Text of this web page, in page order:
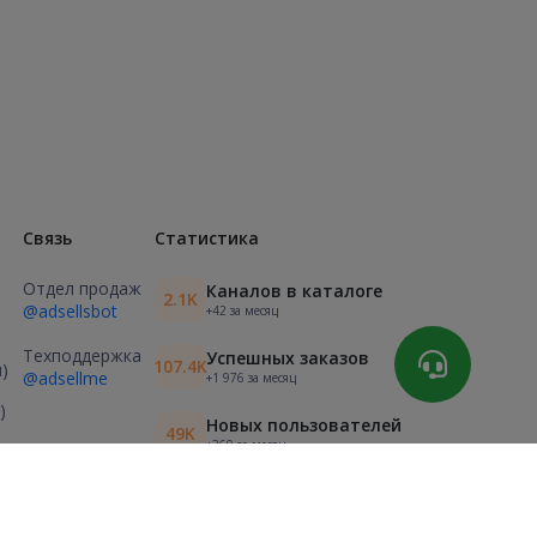
Связь
Отдел продаж
@adsellsbot
Техподдержка
@adsellme
Статистика
2.1K Каналов в каталоге
+42 за месяц
107.4KУспешных заказов
+1 976 за месяц
49K Новых пользователей
+369 за месяц